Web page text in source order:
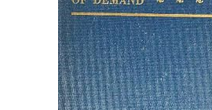
Arte y coleccionismo
Vendedores
Comenzar a vender